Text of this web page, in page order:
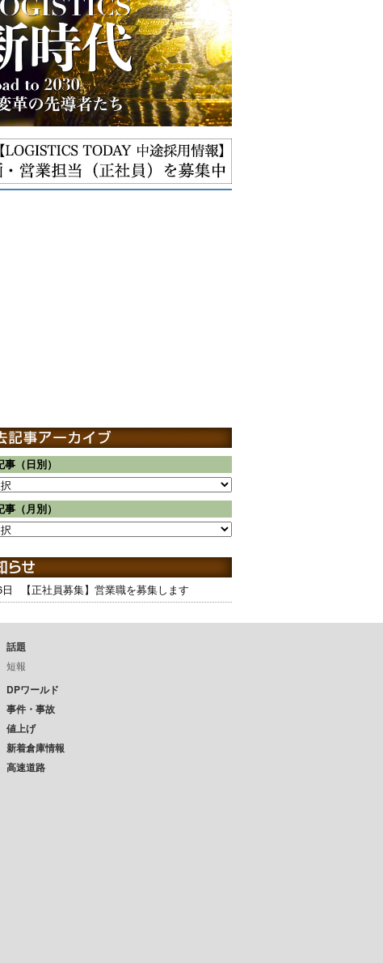
（日別）
（月別）
【正社員募集】営業職を募集します
話題
短報
DPワールド
事件・事故
値上げ
新着倉庫情報
高速道路